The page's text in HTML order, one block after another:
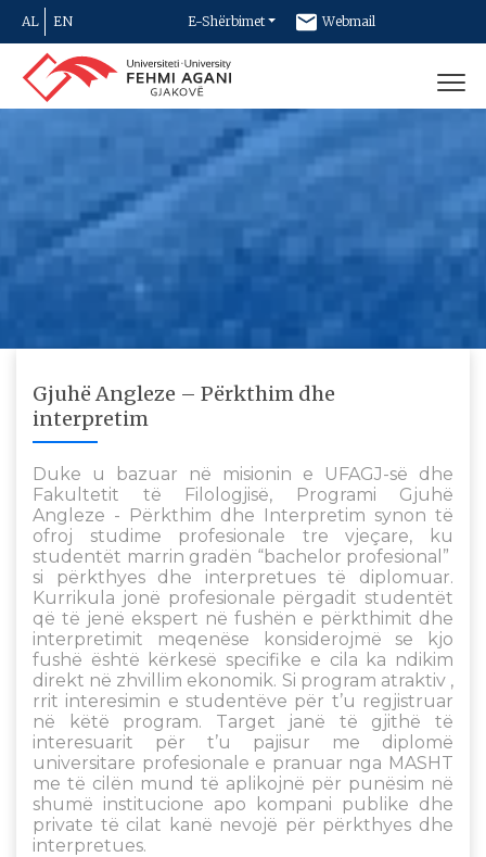
AL EN E-Shërbimet Webmail
Newsletter
Gjuhë Angleze – Përkthim dhe
interpretim
Duke u bazuar në misionin e UFAGJ-së dhe
Fakultetit të Filologjisë, Programi Gjuhë
Angleze - Përkthim dhe Interpretim synon të
ofroj studime profesionale tre vjeçare, ku
studentët marrin gradën “bachelor profesional”
si përkthyes dhe interpretues të diplomuar.
Kurrikula jonë profesionale përgadit studentët
që të jenë ekspert në fushën e përkthimit dhe
interpretimit meqenëse konsiderojmë se kjo
fushë është kërkesë specifike e cila ka ndikim
direkt në zhvillim ekonomik. Si program atraktiv ,
rrit interesimin e studentëve për t’u regjistruar
në këtë program. Target janë të gjithë të
interesuarit për t’u pajisur me diplomë
universitare profesionale e pranuar nga MASHT
me të cilën mund të aplikojnë për punësim në
shumë institucione apo kompani publike dhe
private të cilat kanë nevojë për përkthyes dhe
interpretues.